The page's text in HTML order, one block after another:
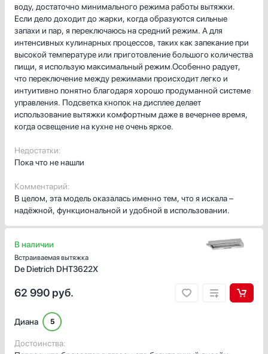
воду, достаточно минимального режима работы вытяжки.
Если дело доходит до жарки, когда образуются сильные
запахи и пар, я переключаюсь на средний режим. А для
интенсивных кулинарных процессов, таких как запекание при
высокой температуре или приготовление большого количества
пищи, я использую максимальный режим.Особенно радует,
что переключение между режимами происходит легко и
интуитивно понятно благодаря хорошо продуманной системе
управления. Подсветка кнопок на дисплее делает
использование вытяжки комфортным даже в вечернее время,
когда освещение на кухне не очень яркое.
Недостатки:
Пока что не нашли
Комментарий:
В целом, эта модель оказалась именно тем, что я искала –
надёжной, функциональной и удобной в использовании.
В наличии
Встраиваемая вытяжка
De Dietrich DHT3622X
62 990 руб.
Диана 5
Достоинства: